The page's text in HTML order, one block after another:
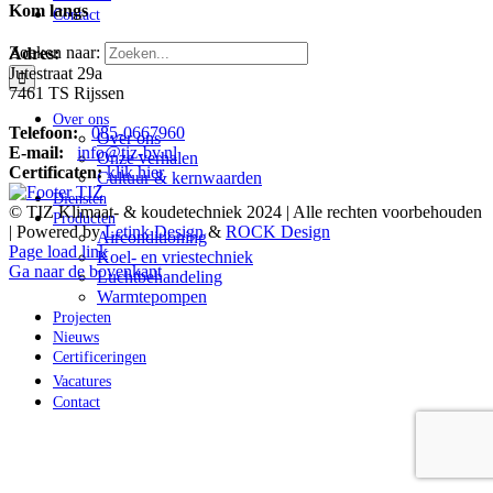
Contact
Zoeken naar:
Over ons
Over ons
Onze verhalen
Cultuur & kernwaarden
Diensten
Producten
Airconditioning
Koel- en vriestechniek
Luchtbehandeling
Warmtepompen
Projecten
Nieuws
Certificeringen
Vacatures
Contact
Kom langs
Adres:
Jutestraat 29a
7461 TS Rijssen
Telefoon:
085-0667960
E-mail:
info@tiz-bv.nl
Certificaten: klik hier
© TIZ Klimaat- & koudetechniek 2024 | Alle rechten voorbehouden
| Powered byLetink Design& ROCK Design
Page load link
Ga naar de bovenkant